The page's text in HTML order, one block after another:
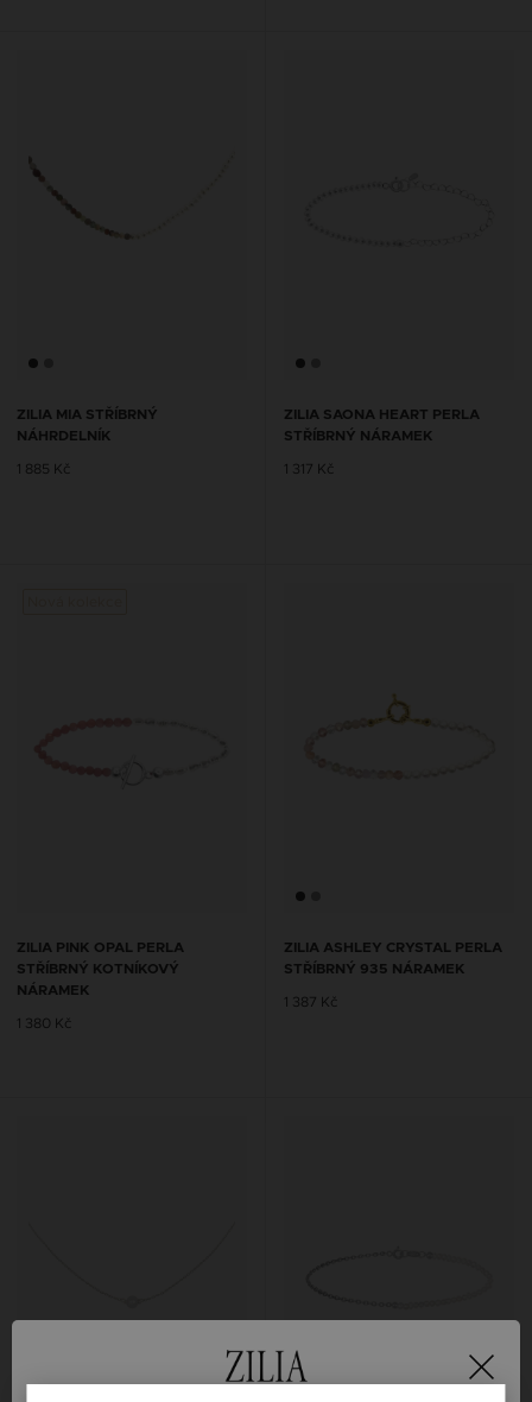
ZILIA MIA STŘÍBRNÝ
NÁHRDELNÍK
1 885 Kč
ZILIA SAONA HEART PERLA
STŘÍBRNÝ NÁRAMEK
1 317 Kč
ZILIA PINK OPAL PERLA
STŘÍBRNÝ KOTNÍKOVÝ
NÁRAMEK
1 380 Kč
ZILIA ASHLEY CRYSTAL PERLA
STŘÍBRNÝ 935 NÁRAMEK
1 387 Kč